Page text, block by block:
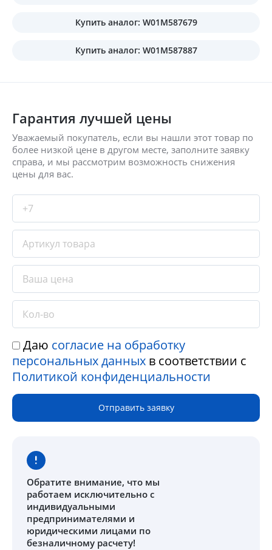
Купить аналог: W01M587679
Купить аналог: W01M587887
Гарантия лучшей цены
Уважаемый покупатель, если вы нашли этот товар по
более низкой цене в другом месте, заполните заявку
справа, и мы рассмотрим возможность снижения
цены для вас.
Даю согласие на обработку
персональных данных в соответствии с
Политикой конфиденциальности
Отправить заявку
Обратите внимание, что мы
работаем исключительно с
индивидуальными
предпринимателями и
юридическими лицами по
безналичному расчету!